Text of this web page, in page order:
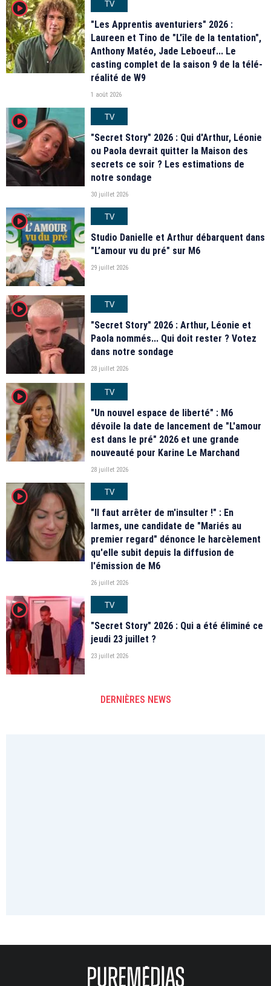
player2
TV
"Les Apprentis aventuriers" 2026 :
Laureen et Tino de "L'île de la tentation",
Anthony Matéo, Jade Leboeuf... Le
casting complet de la saison 9 de la télé-
réalité de W9
1 août 2026
player2
TV
"Secret Story" 2026 : Qui d'Arthur, Léonie
ou Paola devrait quitter la Maison des
secrets ce soir ? Les estimations de
notre sondage
30 juillet 2026
player2
TV
Studio Danielle et Arthur débarquent dans
"L’amour vu du pré" sur M6
29 juillet 2026
player2
TV
"Secret Story" 2026 : Arthur, Léonie et
Paola nommés... Qui doit rester ? Votez
dans notre sondage
28 juillet 2026
player2
TV
"Un nouvel espace de liberté" : M6
dévoile la date de lancement de "L'amour
est dans le pré" 2026 et une grande
nouveauté pour Karine Le Marchand
28 juillet 2026
player2
TV
"Il faut arrêter de m'insulter !" : En
larmes, une candidate de "Mariés au
premier regard" dénonce le harcèlement
qu'elle subit depuis la diffusion de
l'émission de M6
26 juillet 2026
player2
TV
"Secret Story" 2026 : Qui a été éliminé ce
jeudi 23 juillet ?
23 juillet 2026
DERNIÈRES NEWS